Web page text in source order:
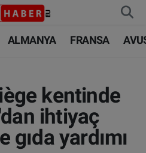
ALMANYA FRANSA
kentinde
ihtiyaç
yardımı
ve Fikstür